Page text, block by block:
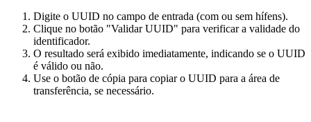
Digite o UUID no campo de entrada (com ou sem hífens).
Clique no botão "Validar UUID" para verificar a validade do
identificador.
O resultado será exibido imediatamente, indicando se o UUID
é válido ou não.
Use o botão de cópia para copiar o UUID para a área de
transferência, se necessário.